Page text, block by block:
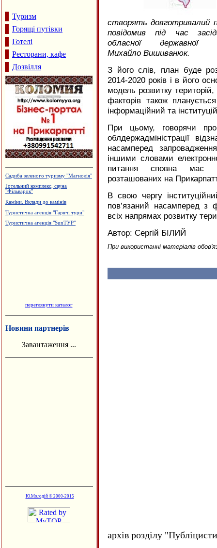
Туризм
Горящі путівки
Готелі
Ресторани, кафе
Дозвілля
Садиба зеленого туризму "Магнолія"
Готельний комплекс, сауна
"Фільварок"
Каміни. Вклади до камінів
Туристична агенція "Гарячі тури"
Туристична агенція "SunТУР"
переглянути каталог
Новини партнерів
Завантаження ...
Ю.Молодій © 2000-2015
створять довготривалий
повідомив під час
обласної державної
Михайло Вишиванюк.
З його слів, план буде
2014-2020 років і в його
модель розвитку територій,
факторів також
інформаційний та
При цьому, говорячи
облдержадміністрації
насамперед
іншими словами
питання сповна має
розташованих на
В свою чергу
пов’язаний насамперед з
всіх напрямах розвитку
Автор: Сергій БІЛИЙ
При використанні матеріалів
архів розділу